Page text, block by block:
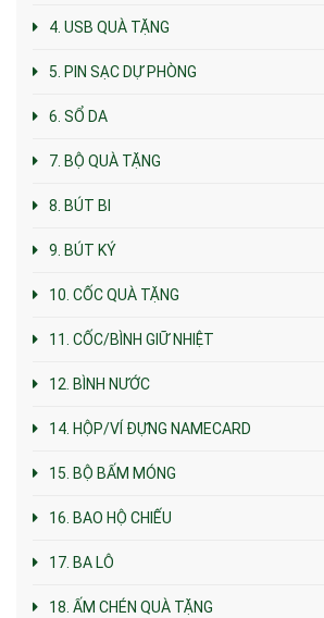
4. USB QUÀ TẶNG
5. PIN SẠC DỰ PHÒNG
6. SỔ DA
7. BỘ QUÀ TẶNG
8. BÚT BI
9. BÚT KÝ
10. CỐC QUÀ TẶNG
11. CỐC/BÌNH GIỮ NHIỆT
12. BÌNH NƯỚC
14. HỘP/VÍ ĐỰNG NAMECARD
15. BỘ BẤM MÓNG
16. BAO HỘ CHIẾU
17. BA LÔ
18. ẤM CHÉN QUÀ TẶNG